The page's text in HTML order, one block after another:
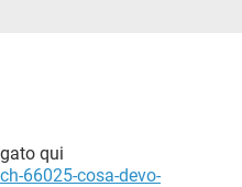
qui
66025-cosa-devo-